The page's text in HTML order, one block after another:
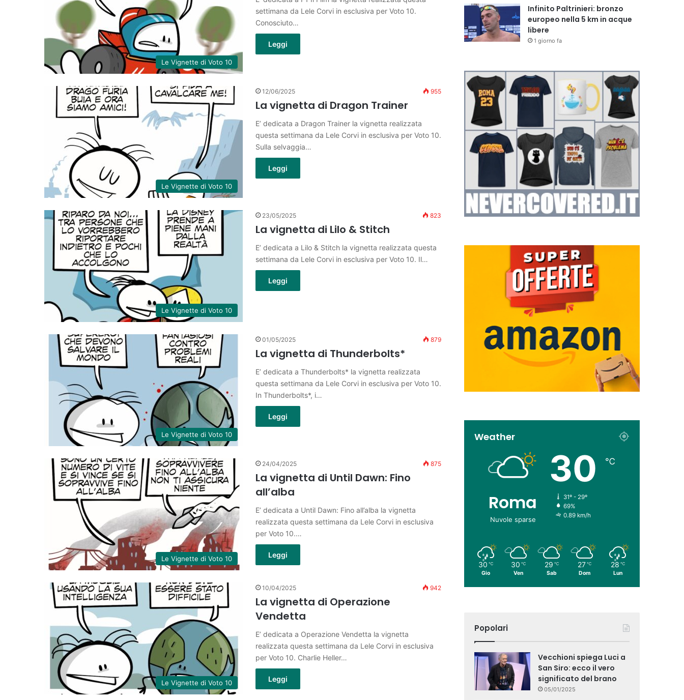
Le Vignette di Voto 10
settimana da Lele Corvi in esclusiva per Voto 10.
Conosciuto…
Leggi
Le Vignette di Voto 10
12/06/2025 955
La vignetta di Dragon Trainer
E’ dedicata a Dragon Trainer la vignetta realizzata
questa settimana da Lele Corvi in esclusiva per Voto 10.
Sulla selvaggia…
Leggi
Le Vignette di Voto 10
23/05/2025 823
La vignetta di Lilo & Stitch
E’ dedicata a Lilo & Stitch la vignetta realizzata questa
settimana da Lele Corvi in esclusiva per Voto 10. Il…
Leggi
Le Vignette di Voto 10
01/05/2025 879
La vignetta di Thunderbolts*
E’ dedicata a Thunderbolts* la vignetta realizzata
questa settimana da Lele Corvi in esclusiva per Voto 10.
In Thunderbolts*, i…
Leggi
Le Vignette di Voto 10
24/04/2025 875
La vignetta di Until Dawn: Fino
all’alba
E’ dedicata a Until Dawn: Fino all’alba la vignetta
realizzata questa settimana da Lele Corvi in esclusiva
per Voto 10.…
Leggi
Le Vignette di Voto 10
10/04/2025 942
La vignetta di Operazione
Vendetta
E’ dedicata a Operazione Vendetta la vignetta
realizzata questa settimana da Lele Corvi in esclusiva
per Voto 10. Charlie Heller…
Leggi
Infinito Paltrinieri: bronzo
europeo nella 5 km in acque
libere
1 giorno fa
Weather
Roma
Nuvole sparse
30 ℃
31º - 29º
69%
0.89 km/h
30 ℃
Gio
30 ℃
Ven
29 ℃
Sab
27 ℃
Dom
28 ℃
Lun
Popolari
Vecchioni spiega Luci a
San Siro: ecco il vero
significato del brano
05/01/2025